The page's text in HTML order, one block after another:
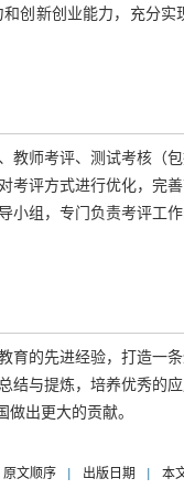
创新创业能力，充分实
教师考评、测试考核（
考评方式进行优化，完
小组，专门负责考评工
育的先进经验，打造一
结与提炼，培养优秀的
出更大的贡献。
原文顺序 出版日期 本